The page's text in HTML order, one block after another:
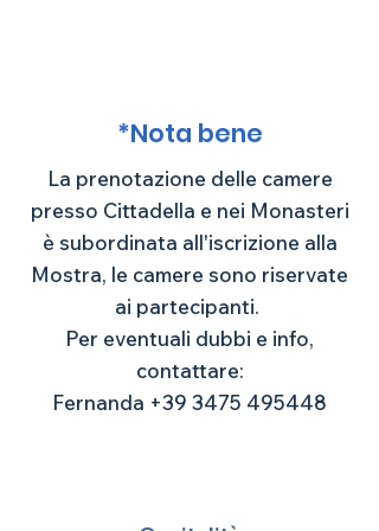
Reception Teatro/Auditorio La Cittadella
Sala San
*Nota bene
La prenotazione delle camere
presso Cittadella e nei Monasteri
è subordinata all'iscrizione alla
Mostra, le camere sono riservate
ai partecipanti.
Per eventuali dubbi e info,
contattare:
Fernanda +39 3475 495448